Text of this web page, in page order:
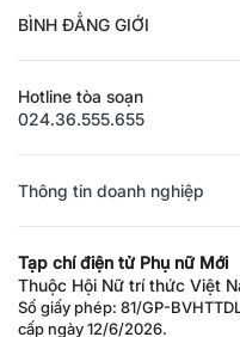
BÌNH ĐẲNG GIỚI
Hotline tòa soạn
024.36.555.655
Thông tin doanh nghiệp
Tạp chí điện tử Phụ nữ Mới
Thuộc Hội Nữ trí thức Việt
Số giấy phép: 81/GP-
cấp ngày 12/6/2026.